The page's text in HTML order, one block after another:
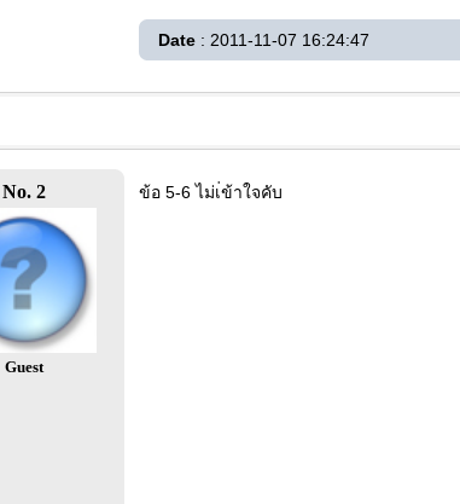
Date : 2011-11-07 16:24:47
No. 2
Guest
ข้อ 5-6 ไม่เ่ข้าใจคับ